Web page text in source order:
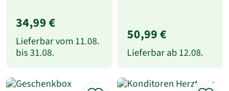
34,99 €
Lieferbar vom 11.08.
bis31.08.
50,99 €
Lieferbar ab 12.08.